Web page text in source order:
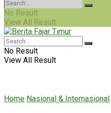
No Result
View All Result
No Result
View All Result
Home Nasional & Internasional